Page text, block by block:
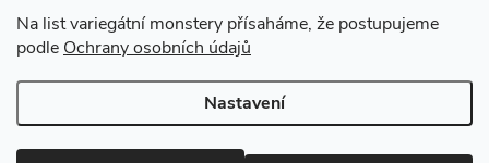
Na list variegátní monstery přísaháme, že postupujeme
podle Ochrany osobních údajů
Nastavení
Gardners Design - Projekt, realizace a údržba zahrad a interiérů
Copyright 2026Gardners-eshop.cz. Všechna práva vyhrazena.Upravit
nastavení cookies